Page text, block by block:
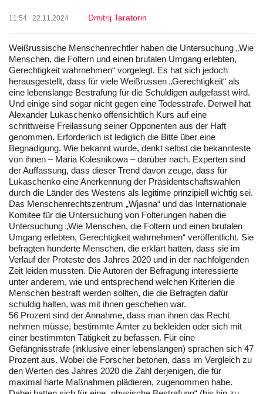
11:54 22.11.2024 Dmitrij Taratorin
Weißrussische Menschenrechtler haben die Untersuchung „Wie
Menschen, die Foltern und einen brutalen Umgang erlebten,
Gerechtigkeit wahrnehmen“ vorgelegt. Es hat sich jedoch
herausgestellt, dass für viele Weißrussen „Gerechtigkeit“ als
eine lebenslange Bestrafung für die Schuldigen aufgefasst wird.
Und einige sind sogar nicht gegen eine Todesstrafe. Derweil hat
Alexander Lukaschenko offensichtlich Kurs auf eine
schrittweise Freilassung seiner Opponenten aus der Haft
genommen. Erforderlich ist lediglich die Bitte über eine
Begnadigung. Wie bekannt wurde, denkt selbst die bekannteste
von ihnen – Maria Kolesnikowa – darüber nach. Experten sind
der Auffassung, dass dieser Trend davon zeuge, dass für
Lukaschenko eine Anerkennung der Präsidentschaftswahlen
durch die Länder des Westens als legitime prinzipiell wichtig sei.
Das Menschenrechtszentrum „Wjasna“ und das Internationale
Komitee für die Untersuchung von Folterungen haben die
Untersuchung „Wie Menschen, die Foltern und einen brutalen
Umgang erlebten, Gerechtigkeit wahrnehmen“ veröffentlicht. Sie
befragten hunderte Menschen, die erklärt hatten, dass sie im
Verlauf der Proteste des Jahres 2020 und in der nachfolgenden
Zeit leiden mussten. Die Autoren der Befragung interessierte
unter anderem, wie und entsprechend welchen Kriterien die
Menschen bestraft werden sollten, die die Befragten dafür
schuldig halten, was mit ihnen geschehen war.
56 Prozent sind der Annahme, dass man ihnen das Recht
nehmen müsse, bestimmte Ämter zu bekleiden oder sich mit
einer bestimmten Tätigkeit zu befassen. Für eine
Gefängnisstrafe (inklusive einer lebenslangen) sprachen sich 47
Prozent aus. Wobei die Forscher betonen, dass im Vergleich zu
den Werten des Jahres 2020 die Zahl derjenigen, die für
maximal harte Maßnahmen plädieren, zugenommen habe.